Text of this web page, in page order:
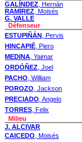
GALÍNDEZ , Hernán
RAMÍREZ , Moisés
G. VALLE
Défenseur
ESTUPIÑÁN , Pervis
HINCAPIÉ , Piero
MEDINA , Yaimar
ORDÓÑEZ , Joel
PACHO , William
POROZO , Jackson
PRECIADO , Angelo
TORRES , Felix
Milieu
J. ALCIVAR
CAICEDO , Moisés